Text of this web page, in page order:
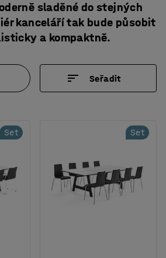
sladěné do stejných
kanceláří tak bude působit
a kompaktně.
Seřadit
Set Set